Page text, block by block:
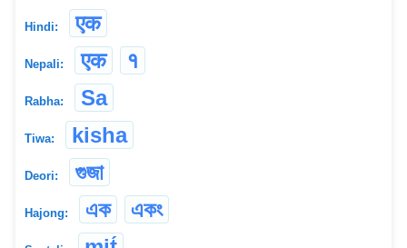
Hindi: एक
Nepali: एक १
Rabha: Sa
Tiwa: kisha
Deori: গুজা
Hajong: এক একং